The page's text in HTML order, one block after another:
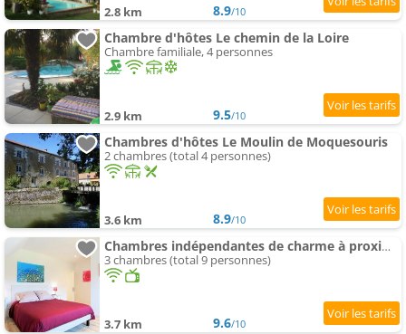
2.8 km 8.9/10
Chambre d'hôtes Le chemin de la Loire
Chambre familiale, 4 personnes
2.9 km 9.5/10
Chambres d'hôtes Le Moulin de Moquesouris
2 chambres (total 4 personnes)
3.6 km 8.9/10
Chambres indépendantes de charme à proximité d'Amboise
3 chambres (total 9 personnes)
3.7 km 9.6/10